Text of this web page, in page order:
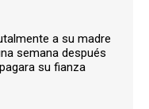
a su madre
semana después
su fianza